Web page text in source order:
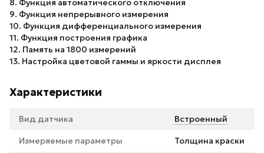
8. Функция автоматического отключения
9. Функция непрерывного измерения
10. Функция дифференциального измерения
11. Функция построения графика
12. Память на 1800 измерений
13. Настройка цветовой гаммы и яркости дисплея
Характеристики
Вид датчика Встроенный
Измеряемые параметры Толщина краски